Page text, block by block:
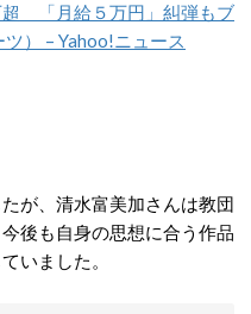
「月給５万円」糾弾もブ
） – Yahoo!ニュース
が、清水富美加さんは教団
後も自身の思想に合う作品
いました。